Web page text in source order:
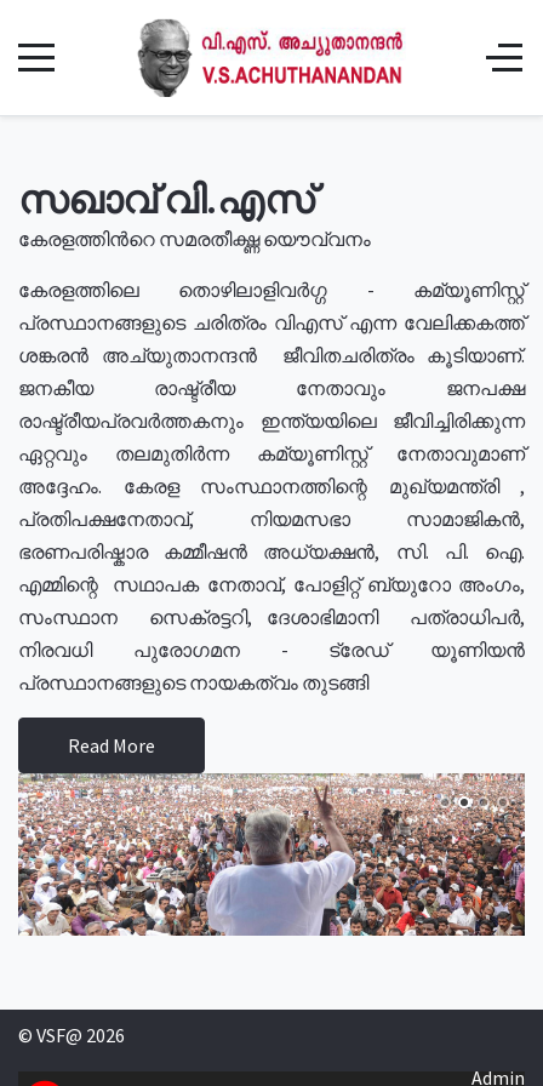
സഖാവ് വി.എസ്
കേരളത്തിൻറെ സമരതീക്ഷ്ണ യൌവ്വനം
കേരളത്തിലെ തൊഴിലാളിവർഗ്ഗ - കമ്യൂണിസ്റ്റ്
പ്രസ്ഥാനങ്ങളുടെ ചരിത്രം വിഎസ് എന്ന വേലിക്കകത്ത്
ശങ്കരൻ അച്യുതാനന്ദൻ ജീവിതചരിത്രം കൂടിയാണ്.
ജനകീയ രാഷ്ട്രീയ നേതാവും ജനപക്ഷ
രാഷ്ട്രീയപ്രവർത്തകനും ഇന്ത്യയിലെ ജീവിച്ചിരിക്കുന്ന
ഏറ്റവും തലമുതിർന്ന കമ്യൂണിസ്റ്റ് നേതാവുമാണ്
അദ്ദേഹം. കേരള സംസ്ഥാനത്തിന്റെ മുഖ്യമന്ത്രി ,
പ്രതിപക്ഷനേതാവ്, നിയമസഭാ സാമാജികൻ,
ഭരണപരിഷ്കാര കമ്മീഷൻ അധ്യക്ഷൻ, സി. പി. ഐ.
എമ്മിന്റെ സഥാപക നേതാവ്, പോളിറ്റ് ബ്യുറോ അംഗം,
സംസ്ഥാന സെക്രട്ടറി, ദേശാഭിമാനി പത്രാധിപർ,
നിരവധി പുരോഗമന - ട്രേഡ് യൂണിയൻ
പ്രസ്ഥാനങ്ങളുടെ നായകത്വം തുടങ്ങി
Read More
© VSF@ 2026
Admin